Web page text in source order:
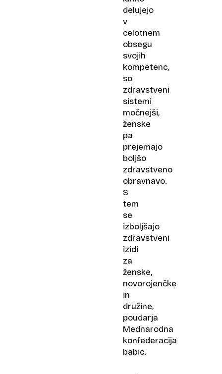
delujejo
v
celotnem
obsegu
svojih
kompetenc,
so
zdravstveni
sistemi
močnejši,
ženske
pa
prejemajo
boljšo
zdravstveno
obravnavo.
S
tem
se
izboljšajo
zdravstveni
izidi
za
ženske,
novorojenčke
in
družine,
poudarja
Mednarodna
konfederacija
babic.